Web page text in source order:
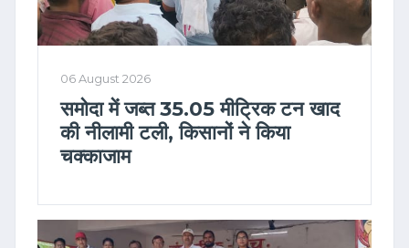
06 August 2026
समोदा में जब्त 35.05 मीट्रिक टन खाद
की नीलामी टली, किसानों ने किया
चक्काजाम